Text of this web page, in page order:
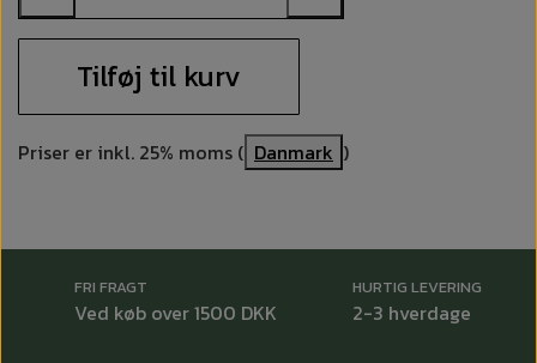
Tilføj til kurv
Priser er inkl. 25% moms ( Danmark )
FRI FRAGT
Ved køb over 1500 DKK
HURTIG LEVERING
2-3 hverdage